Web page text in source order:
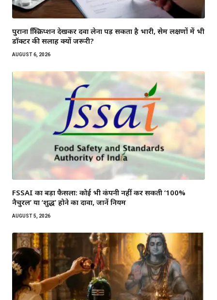
पुराना प्रिस्क्रिप्शन देखकर दवा लेना पड़ सकता है भारी, सेम लक्षणों में भी
डॉक्टर की सलाह क्यों जरूरी?
AUGUST 6, 2026
FSSAI का बड़ा फैसला: कोई भी कंपनी नहीं कर सकती ‘100%
नैचुरल’ या ‘शुद्ध’ होने का दावा, जानें नियम
AUGUST 5, 2026